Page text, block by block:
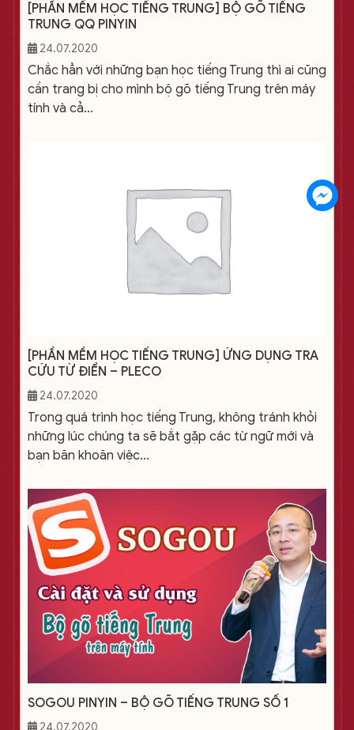
[PHẦN MỀM HỌC TIẾNG TRUNG] BỘ GÕ TIẾNG
TRUNG QQ PINYIN
24.07.2020
Chắc hẳn với những bạn học tiếng Trung thì ai cũng
cần trang bị cho mình bộ gõ tiếng Trung trên máy
tính và cả...
[PHẦN MỀM HỌC TIẾNG TRUNG] ỨNG DỤNG TRA
CỨU TỪ ĐIỂN – PLECO
24.07.2020
Trong quá trình học tiếng Trung, không tránh khỏi
những lúc chúng ta sẽ bắt gặp các từ ngữ mới và
bạn băn khoăn việc...
SOGOU PINYIN – BỘ GÕ TIẾNG TRUNG SỐ 1
24.07.2020